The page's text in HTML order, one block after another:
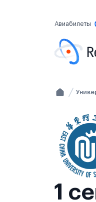
Авиабилеты
1